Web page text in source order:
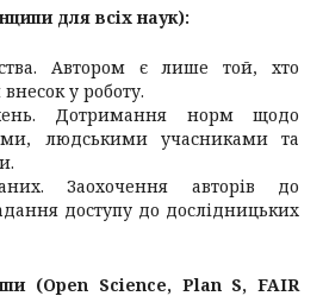
для всіх наук):
Автором є лише той, хто
у роботу.
Дотримання норм щодо
людськими учасниками та
Заохочення авторів до
доступу до дослідницьких
(Open Science, Plan S, FAIR